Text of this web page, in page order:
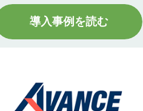
導入事例を読む